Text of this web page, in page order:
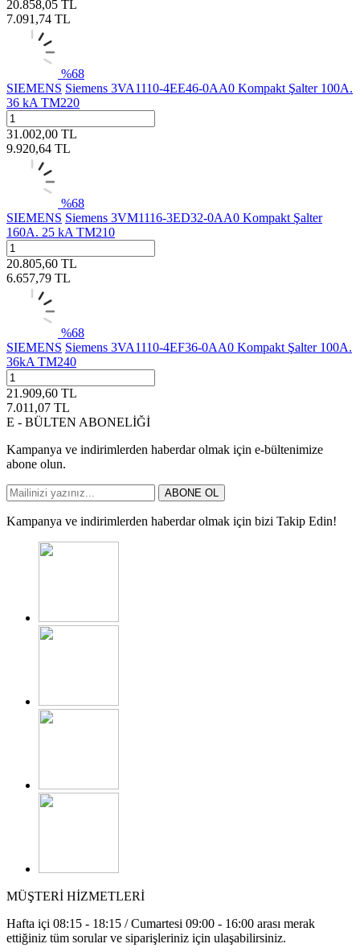
20.858,05 TL
7.091,74 TL
%68
SIEMENS Siemens 3VA1110-4EE46-0AA0 Kompakt Şalter 100A.
36 kA TM220
31.002,00 TL
9.920,64 TL
%68
SIEMENS Siemens 3VM1116-3ED32-0AA0 Kompakt Şalter
160A. 25 kA TM210
20.805,60 TL
6.657,79 TL
%68
SIEMENS Siemens 3VA1110-4EF36-0AA0 Kompakt Şalter 100A.
36kA TM240
21.909,60 TL
7.011,07 TL
E - BÜLTEN ABONELİĞİ
Kampanya ve indirimlerden haberdar olmak için e-bültenimize
abone olun.
ABONE OL
Kampanya ve indirimlerden haberdar olmak için bizi Takip Edin!
MÜŞTERİ HİZMETLERİ
Hafta içi 08:15 - 18:15 / Cumartesi 09:00 - 16:00 arası merak
ettiğiniz tüm sorular ve siparişleriniz için ulaşabilirsiniz.